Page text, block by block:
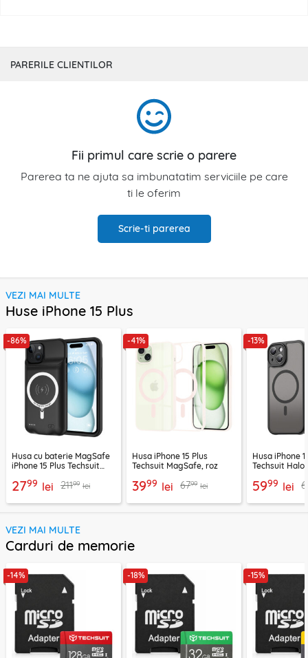
PARERILE CLIENTILOR
Fii primul care scrie o parere
Parerea ta ne ajuta sa imbunatatim serviciile pe care
ti le oferim
Scrie-ti parerea
VEZI MAI MULTE
Huse iPhone 15 Plus
-86%
Husa cu baterie MagSafe
iPhone 15 Plus Techsuit
2799 lei 21199 lei
-41%
Husa iPhone 15 Plus
Techsuit MagSafe, roz
3999 lei 6799 lei
-13%
Husa iPhone
Techsuit
5999 lei
VEZI MAI MULTE
Carduri de memorie
-14% -18% -15%